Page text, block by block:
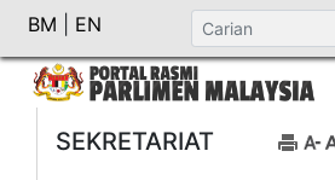
BM EN
SEKRETARIAT